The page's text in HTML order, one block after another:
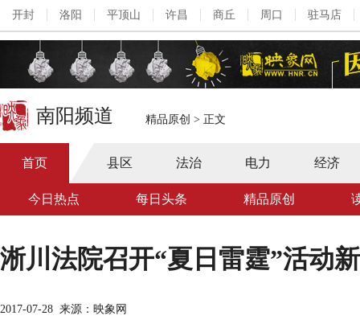
开封 洛阳 平顶山 许昌 商丘 周口 驻马店
南阳频道 精品原创 > 正文
首页 县区 法治 电力 经济
今日热点 每日头条 精品原创
淅川法院召开“夏日雷霆”活动
2017-07-28 来源：映象网